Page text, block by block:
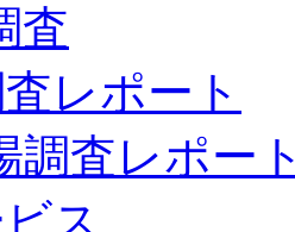
査
レポート
調査レポー
ス